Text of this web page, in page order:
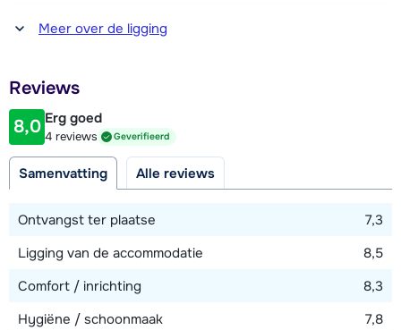
Afstand tot winkel(s)
750 meter
50 meter
Afstand tot piste
20 meter
50 meter
Bekijk kaart
Meer over de ligging
Reviews
8,0 Erg goed
4 reviews Geverifieerd
Samenvatting Alle reviews
Ontvangst ter plaatse
7,3
Ligging van de accommodatie
8,5
Comfort / inrichting
8,3
Hygiëne / schoonmaak
7,8